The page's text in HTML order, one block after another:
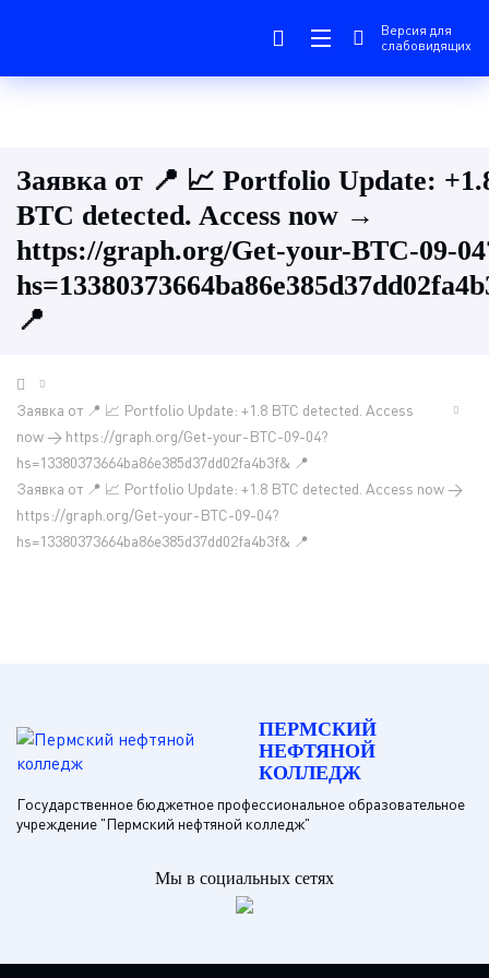
Версия для
слабовидящих
Заявка от 📍 📈 Portfolio Update:
BTC detected. Access now →
https://graph.org/Get-your-BTC-09-
📍
Заявка от 📍 📈 Portfolio Update: +1.8 BTC detected. Access
now → https://graph.org/Get-your-BTC-09-04?
hs=13380373664ba86e385d37dd02fa4b3f& 📍
Заявка от 📍 📈 Portfolio Update: +1.8 BTC detected. Access now →
https://graph.org/Get-your-BTC-09-04?
hs=13380373664ba86e385d37dd02fa4b3f& 📍
ПЕРМСКИЙ
НЕФТЯНОЙ
КОЛЛЕДЖ
Государственное бюджетное профессиональное образовательное
учреждение "Пермский нефтяной колледж"
Мы в социальных сетях